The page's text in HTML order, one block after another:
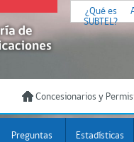
¿Qué es
SUBTEL?
Concesionarios y
Preguntas
Estadísticas